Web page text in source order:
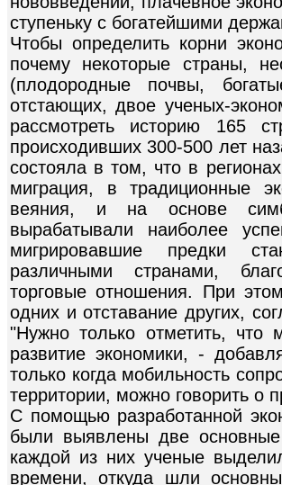
ступеньку с богатейшими
Чтобы определить корни
почему некоторые страны,
(плодородные почвы,
отстающих, двое ученых-
рассмотреть историю 165
происходивших 300-500 лет
состояла в том, что в
миграция, в традиционные
веяния, и на основе
вырабатывали наиболее
мигрировавшие предки
различными странами,
торговые отношения. При
одних и отставание других,
"Нужно только отметить,
развитие экономики, -
только когда мобильность
территории, можно говорить о
С помощью разработанной
были выявлены две
каждой из них ученые
времени, откуда шли